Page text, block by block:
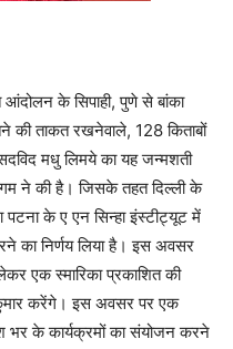
आंदोलन के सिपाही, पुणे से बांका
की ताकत रखनेवाले, 128 किताबों
मधु लिमये का यह जन्मशती
ने की है। जिसके तहत दिल्ली के
पटना के ए एन सिन्हा इंस्टीट्यूट में
का निर्णय लिया है। इस अवसर
एक स्मारिका प्रकाशित की
करेंगे। इस अवसर पर एक
भर के कार्यक्रमों का संयोजन करने